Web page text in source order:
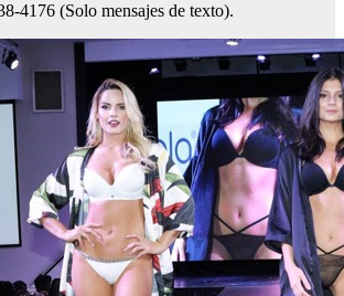
4176 (Solo mensajes de texto).